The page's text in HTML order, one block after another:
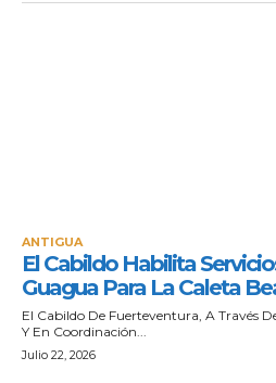
ANTIGUA
El Cabildo Habilita
Guagua Para La Caleta
El Cabildo De Fuerteventura, A Través
Y En Coordinación...
Julio 22, 2026